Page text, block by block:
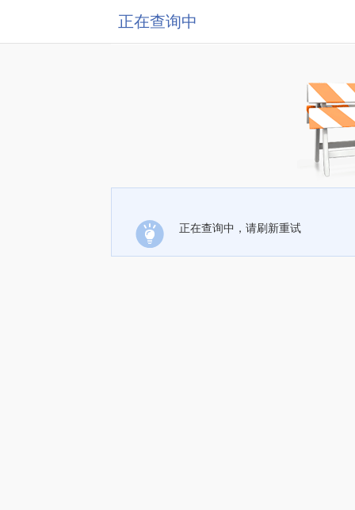
正在查询中
正在查询中，请刷新重试